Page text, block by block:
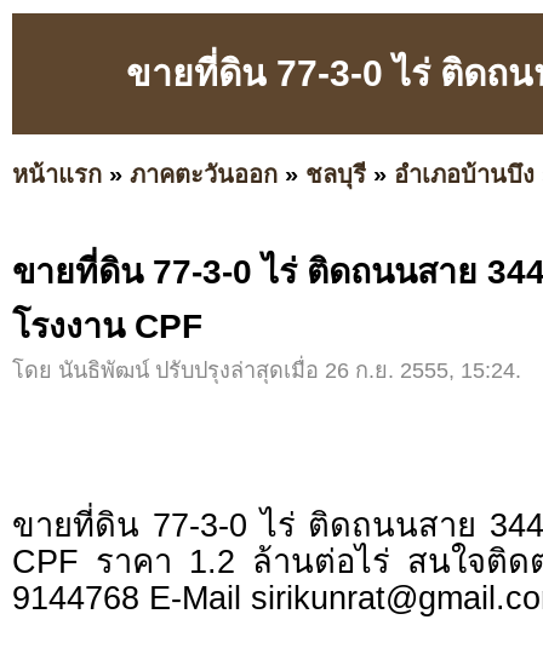
ขายที่ดิน 77-3-0 ไร่ ติดถน
หน้าแรก » ภาคตะวันออก » ชลบุรี » อำเภอบ้านบึง
ขายที่ดิน 77-3-0 ไร่ ติดถนนสาย
โรงงาน CPF
โดย นันธิพัฒน์ ปรับปรุงล่าสุดเมื่อ 26 ก.ย. 2555, 15:24.
ขายที่ดิน 77-3-0 ไร่ ติดถนนสาย
CPF ราคา 1.2 ล้านต่อไร่ สนใจติ
9144768 E-Mail